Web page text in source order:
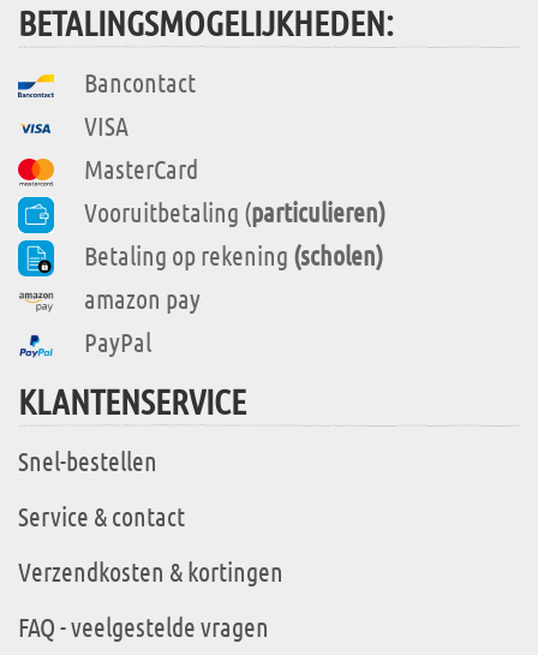
BETALINGSMOGELIJKHEDEN:
Bancontact
VISA
MasterCard
Vooruitbetaling (particulieren)
Betaling op rekening (scholen)
amazon pay
PayPal
KLANTENSERVICE
Snel-bestellen
Service & contact
Verzendkosten & kortingen
FAQ - veelgestelde vragen